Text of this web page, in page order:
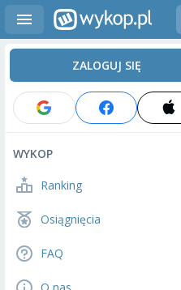
ZALOGUJ SIĘ
WYKOP
Ranking
Osiągnięcia
FAQ